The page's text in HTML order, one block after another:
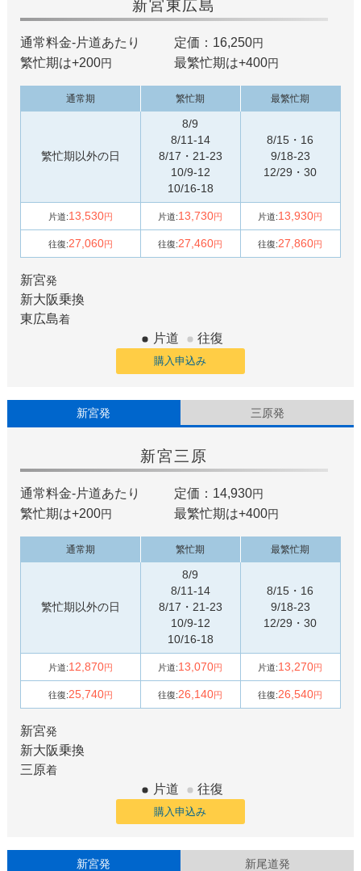
新宮東広島
通常料金-片道あたり 定価：16,250円
繁忙期は+200円 最繁忙期は+400円
通常期 繁忙期 最繁忙期
繁忙期以外の日
8/9
8/11-14
8/17・21-23
10/9-12
10/16-18
8/15・16
9/18-23
12/29・30
片道:13,530円 片道:13,730円 片道:13,930円
往復:27,060円 往復:27,460円 往復:27,860円
新宮発
新大阪乗換
東広島着
片道 往復
購入申込み
新宮発 三原発
新宮三原
通常料金-片道あたり 定価：14,930円
繁忙期は+200円 最繁忙期は+400円
通常期 繁忙期 最繁忙期
繁忙期以外の日
8/9
8/11-14
8/17・21-23
10/9-12
10/16-18
8/15・16
9/18-23
12/29・30
片道:12,870円 片道:13,070円 片道:13,270円
往復:25,740円 往復:26,140円 往復:26,540円
新宮発
新大阪乗換
三原着
片道 往復
購入申込み
新宮発 新尾道発